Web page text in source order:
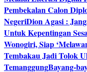
Pembekalan Calon
NegeriDion Agasi :
Untuk Kepentingan
Wonogiri, Siap
Tembakau Jadi Tolok
TemanggungBayang-